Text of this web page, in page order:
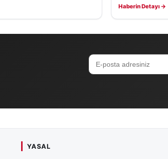
Haberin Detayı →
YASAL